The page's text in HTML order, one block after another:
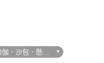
伽．沙包．懸吊
單槓